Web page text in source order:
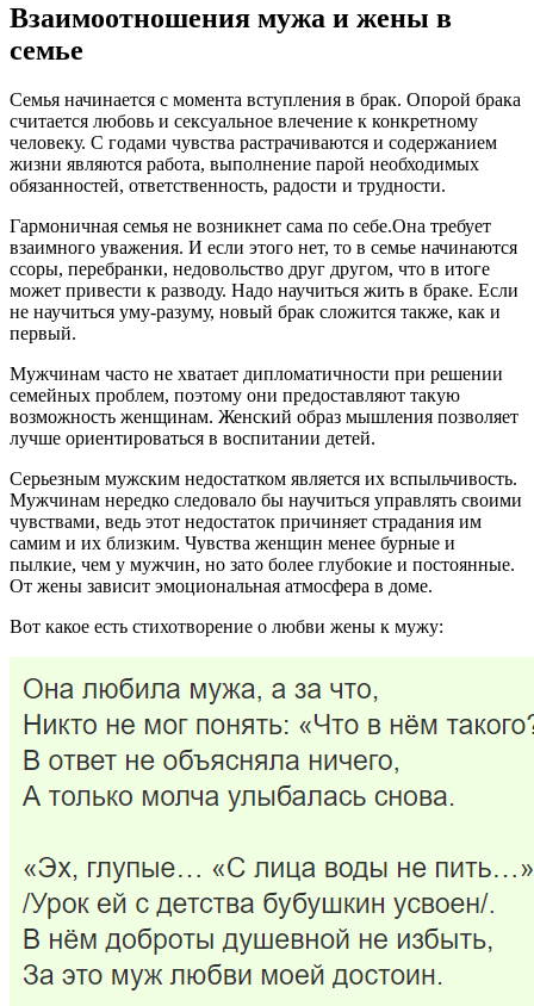
Взаимоотношения мужа и жены в
семье
Семья начинается с момента вступления в брак. Опорой брака
считается любовь и сексуальное влечение к конкретному
человеку. С годами чувства растрачиваются и содержанием
жизни являются работа, выполнение парой необходимых
обязанностей, ответственность, радости и трудности.
Гармоничная семья не возникнет сама по себе.Она требует
взаимного уважения. И если этого нет, то в семье начинаются
ссоры, перебранки, недовольство друг другом, что в итоге
может привести к разводу. Надо научиться жить в браке. Если
не научиться уму-разуму, новый брак сложится также, как и
первый.
Мужчинам часто не хватает дипломатичности при решении
семейных проблем, поэтому они предоставляют такую
возможность женщинам. Женский образ мышления позволяет
лучше ориентироваться в воспитании детей.
Серьезным мужским недостатком является их вспыльчивость.
Мужчинам нередко следовало бы научиться управлять своими
чувствами, ведь этот недостаток причиняет страдания им
самим и их близким. Чувства женщин менее бурные и
пылкие, чем у мужчин, но зато более глубокие и постоянные.
От жены зависит эмоциональная атмосфера в доме.
Вот какое есть стихотворение о любви жены к мужу: